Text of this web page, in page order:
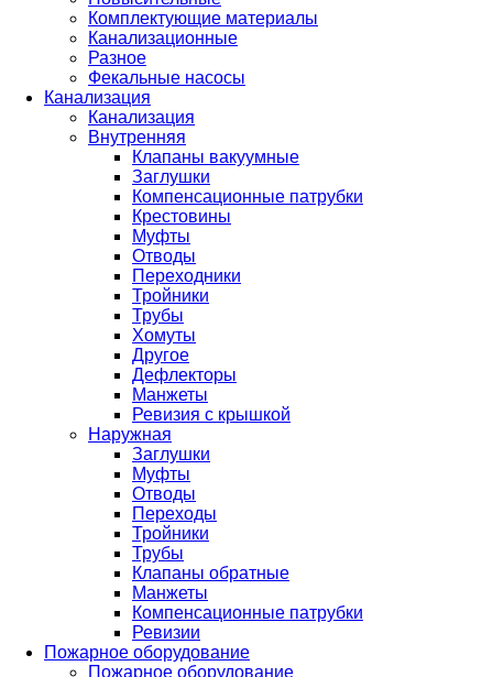
Комплектующие материалы
Канализационные
Разное
Фекальные насосы
Канализация
Канализация
Внутренняя
Клапаны вакуумные
Заглушки
Компенсационные патрубки
Крестовины
Муфты
Отводы
Переходники
Тройники
Трубы
Хомуты
Другое
Дефлекторы
Манжеты
Ревизия с крышкой
Наружная
Заглушки
Муфты
Отводы
Переходы
Тройники
Трубы
Клапаны обратные
Манжеты
Компенсационные патрубки
Ревизии
Пожарное оборудование
Пожарное оборудование